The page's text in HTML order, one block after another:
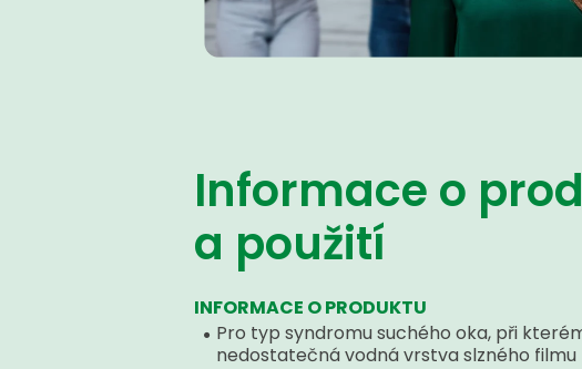
Informace o
a použití
INFORMACE O PRODUKTU
Pro typ syndromu suchého oka, při
nedostatečná vodná vrstva slzného filmu